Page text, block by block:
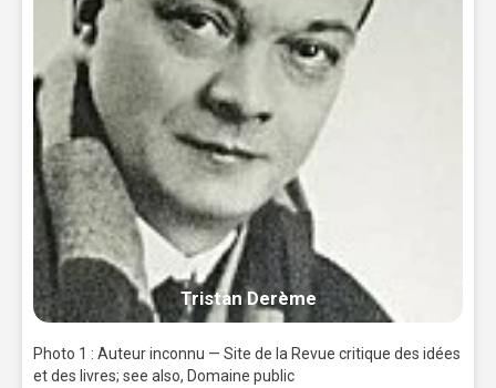
Tristan Derème
Photo 1 : Auteur inconnu — Site de la Revue critique des idées
et des livres; see also, Domaine public